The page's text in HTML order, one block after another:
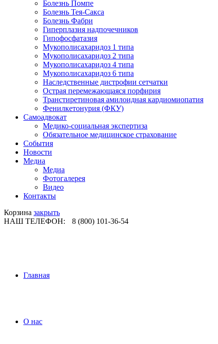
Болезнь Помпе
Болезнь Тея-Сакса
Болезнь Фабри
Гиперплазия надпочечников
Гипофосфатазия
Мукополисахаридоз 1 типа
Мукополисахаридоз 2 типа
Мукополисахаридоз 4 типа
Мукополисахаридоз 6 типа
Наследственные дистрофии сетчатки
Острая перемежающаяся порфирия
Транстиретиновая амилоидная кардиомиопатия
Фенилкетонурия (ФКУ)
Самоадвокат
Медико-социальная экспертиза
Обязательное медицинское страхование
События
Новости
Медиа
Медиа
Фотогалерея
Видео
Контакты
Корзина закрыть
НАШ ТЕЛЕФОН:
8 (800) 101-36-54
Главная
О нас